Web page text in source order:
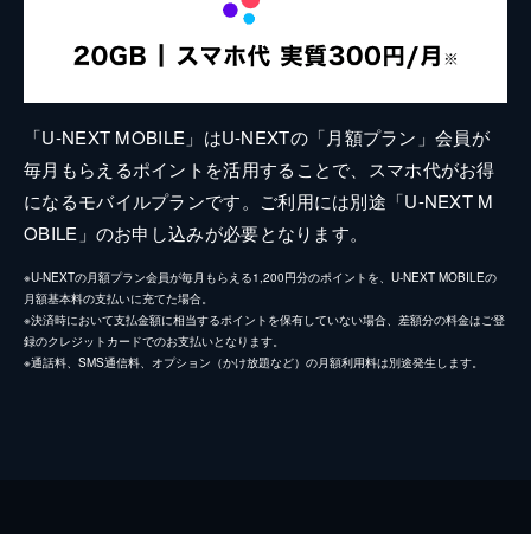
「U-NEXT MOBILE」はU-NEXTの「月額プラン」会員が
毎月もらえるポイントを活用することで、スマホ代がお得
になるモバイルプランです。ご利用には別途「U-NEXT M
OBILE」のお申し込みが必要となります。
※U-NEXTの月額プラン会員が毎月もらえる1,200円分のポイントを、U-NEXT MOBILEの
月額基本料の支払いに充てた場合。
※決済時において支払金額に相当するポイントを保有していない場合、差額分の料金はご登
録のクレジットカードでのお支払いとなります。
※通話料、SMS通信料、オプション（かけ放題など）の月額利用料は別途発生します。